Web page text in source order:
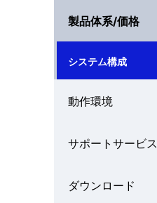
ル
ナ
ビ
ゲ
シ
製品体系/価格
システム構成
動作環境
サポートサービス
ダウンロード